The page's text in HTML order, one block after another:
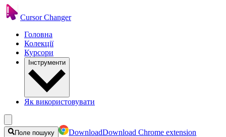
Cursor Changer
Головна
Колекції
Курсори
Інструменти
Як використовувати
Поле пошуку DownloadDownload Chrome extension